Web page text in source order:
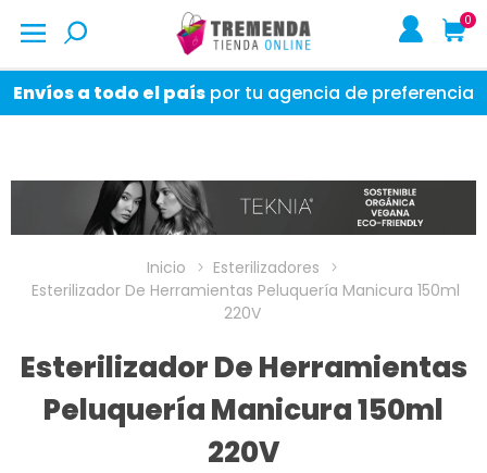
0
Envíos a todo el país por tu agencia de preferencia
Inicio
Esterilizadores
Esterilizador De Herramientas Peluquería Manicura 150ml
220V
Esterilizador De Herramientas
Peluquería Manicura 150ml
220V